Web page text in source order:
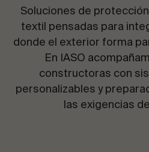
HABLEMOS DE TU PROYECTO
Asesoría y consultoría
Soluciones de
textil pensadas para
donde el exterior forma
En IASO
constructoras con
personalizables y
las exigencias